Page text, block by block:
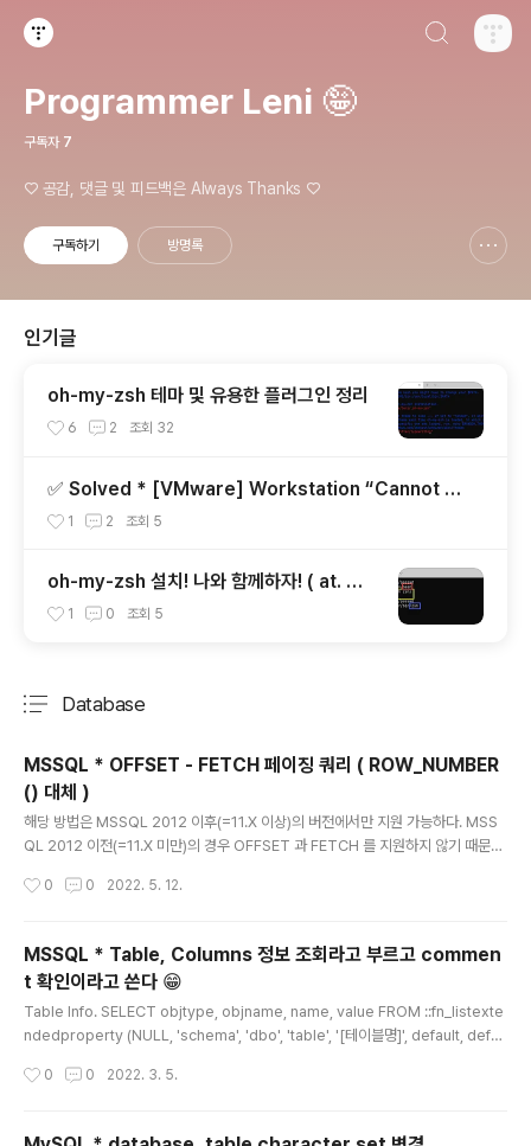
Programmer Leni 🤪
구독자 7
♡ 공감, 댓글 및 피드백은 Always Thanks ♡
구독하기 방명록
인기글
oh-my-zsh 테마 및 유용한 플러그인 정리
6 2 조회 32
✅ Solved * [VMware] Workstation “Cannot c
onnect the virtual device sata0:1/ide1:0 ...
1 2 조회 5
oh-my-zsh 설치! 나와 함께하자! ( at. Wi
ndows ) feat. zsh 설치
1 0 조회 5
Database
MSSQL * OFFSET - FETCH 페이징 쿼리 ( ROW_NUMBER
() 대체 )
해당 방법은 MSSQL 2012 이후(=11.X 이상)의 버전에서만 지원 가능하다. MSS
QL 2012 이전(=11.X 미만)의 경우 OFFSET 과 FETCH 를 지원하지 않기 때문에
주어야 한다. 사용방법 ORDER BY 정렬대상_칼럼명 OFFSET 현재까지_행의_갯
0개 가져올 쿼리 ORDER BY name OFFSET 0 ROWS FETCH NEXT 10 RO
WS ONLY 두번째 페이지 10개 가져오는 쿼리 ORDER BY name OFFSET 10 R
OWS FETCH NEXT 10 ROWS ONLY 중첩 쿼리가 빠지기 때문에 ..
0 0 2022. 5. 12.
MSSQL * Table, Columns 정보 조회라고 부르고 commen
t 확인이라고 쓴다 😁
Table Info. SELECT objtype, objname, name, value FROM ::fn_listexte
ndedproperty (NULL, 'schema', 'dbo', 'table', '[테이블명]', default, defau
stextendedproperty (NULL, 'schema', 'dbo', 'table', '[테이블명]', 'colum
0 0 2022. 3. 5.